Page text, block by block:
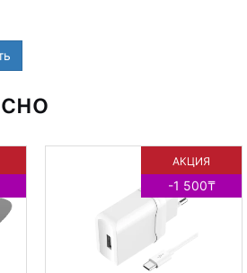
АКЦИЯ
-1 500₸